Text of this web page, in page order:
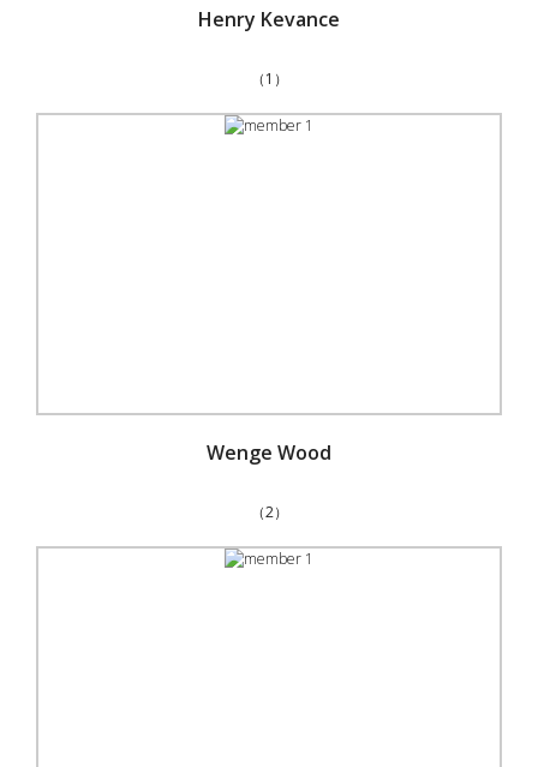
Henry Kevance
（1）
Wenge Wood
（2）